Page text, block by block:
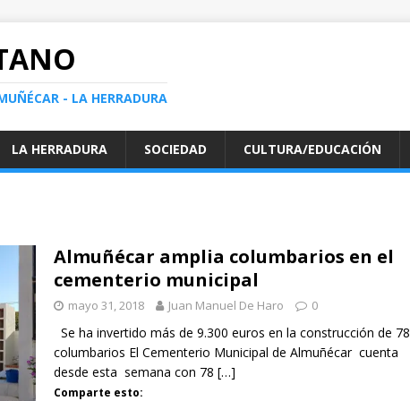
- LA HERRADURA
LA HERRADURA SOCIEDAD CULTURA/EDUCACIÓN
Almuñécar amplia columbarios en el
cementerio municipal
mayo 31, 2018 Juan Manuel De Haro 0
Se ha invertido más de 9.300 euros en la construcción de 78
columbarios El Cementerio Municipal de Almuñécar cuenta
desde esta semana con 78 […]
Comparte esto: